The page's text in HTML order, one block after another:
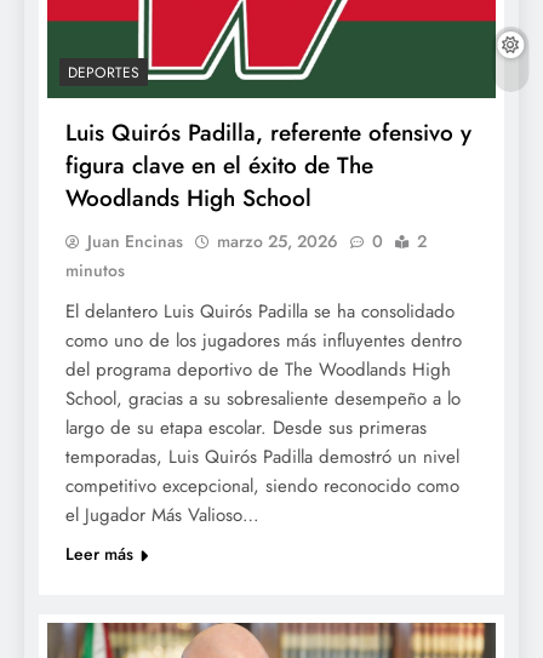
DEPORTES
Luis Quirós Padilla, referente ofensivo y
figura clave en el éxito de The
Woodlands High School
Juan Encinas marzo 25, 2026 0
2
minutos
El delantero Luis Quirós Padilla se ha consolidado
como uno de los jugadores más influyentes dentro
del programa deportivo de The Woodlands High
School, gracias a su sobresaliente desempeño a lo
largo de su etapa escolar. Desde sus primeras
temporadas, Luis Quirós Padilla demostró un nivel
competitivo excepcional, siendo reconocido como
el Jugador Más Valioso…
Leer más